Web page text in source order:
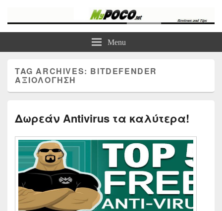
Τα καλύτερα Reviews , Συγκρίσεις , VPN , Webhosting
Menu
TAG ARCHIVES: BITDEFENDER
ΑΞΙΟΛΌΓΗΣΗ
Δωρεάν Antivirus τα καλύτερα!